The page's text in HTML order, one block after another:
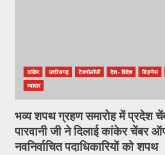
कांकेर छत्तीसगढ़ टेक्नोलॉजी देश- विदेश बिज़नेस
व्यापार
भव्य शपथ ग्रहण समारोह में प्रदेश
पारवानी जी ने दिलाई कांकेर चेंबर
नवनिर्वाचित पदाधिकारियों को शपथ